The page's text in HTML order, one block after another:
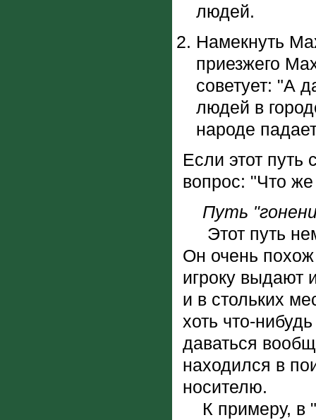
людей.
Намекнуть
приезжего
советует: "А
людей в
народе
Если этот
вопрос: "Что
Путь
Этот путь
Он очень
игроку
и в стольких
хоть что-
даваться
находился в
носителю.
К примеру, в